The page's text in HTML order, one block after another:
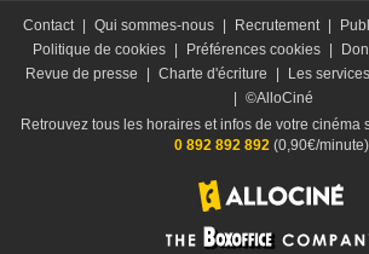
Contact | Qui sommes-nous | Recrutement |
Politique de cookies | Préférences cookies |
Revue de presse
| Charte d'écriture | Les
| ©AlloCiné
Retrouvez tous les horaires et infos de votre cinéma
0 892 892 892 (0,90€/minute)